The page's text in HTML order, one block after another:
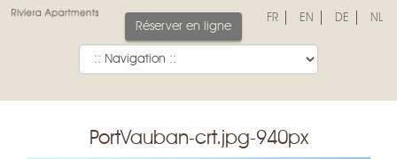
FR EN DE NL
Réserver en ligne
PortVauban-crt.jpg-940px